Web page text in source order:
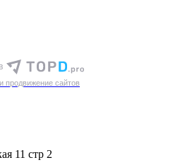
продвижение сайтов
11 стр 2